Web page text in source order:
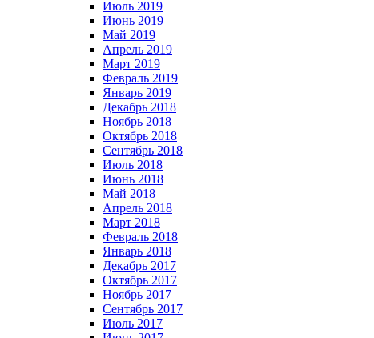
Июль 2019
Июнь 2019
Май 2019
Апрель 2019
Март 2019
Февраль 2019
Январь 2019
Декабрь 2018
Ноябрь 2018
Октябрь 2018
Сентябрь 2018
Июль 2018
Июнь 2018
Май 2018
Апрель 2018
Март 2018
Февраль 2018
Январь 2018
Декабрь 2017
Октябрь 2017
Ноябрь 2017
Сентябрь 2017
Июль 2017